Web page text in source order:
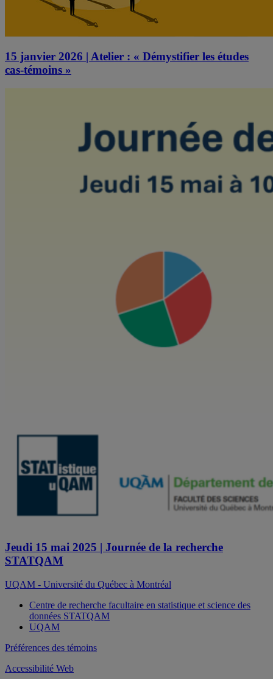
15 janvier 2026 | Atelier : « Démystifier les études
cas-témoins »
Jeudi 15 mai 2025 | Journée de la recherche
STATQAM
UQAM - Université du Québec à Montréal
Centre de recherche facultaire en statistique et science des
données STATQAM
UQAM
Préférences des témoins
Accessibilité Web